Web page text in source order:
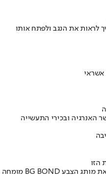
לראות את הנגב ולפתח אותו
האנרגיה ובכירי התעשייה
הזו